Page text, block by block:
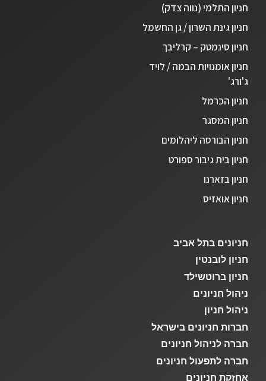
חניון התלמי (נווה צדק)
חניון גינת השרון / גן החשמל
חניון סינמטק – קרליבך
חניון אומנויות הבמה / לויד
ג'ורג'
חניון הכרמל
חניון המסגר
חניון הבורסה ליהלומים
חניון בית גיבור ספורט
חניון בזארנו
חניון אואזיס
חניונים בתל אביב
חניון לובנטין
חניון ברוטשילד
ניהול חניונים
ניהול חניון
חברות חניונים בישראל
חברה לניהול חניונים
חברה לתפעול חניונים
אחזקת חניונים